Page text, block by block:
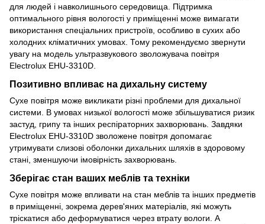
для людей і навколишнього середовища. Підтримка
оптимального рівня вологості у приміщенні може вимагати
використання спеціальних пристроїв, особливо в сухих або
холодних кліматичних умовах. Тому рекомендуємо звернути
увагу на модель ультразвукового зволожувача повітря
Electrolux EHU-3310D.
Позитивно впливає на дихальну систему
Сухе повітря може викликати різні проблеми для дихальної
системи. В умовах низької вологості може збільшуватися ризик
застуд, грипу та інших респіраторних захворювань. Завдяки
Electrolux EHU-3310D зволожене повітря допомагає
утримувати слизові оболонки дихальних шляхів в здоровому
стані, зменшуючи імовірність захворювань.
Зберігає стан ваших меблів та техніки
Сухе повітря може впливати на стан меблів та інших предметів
в приміщенні, зокрема дерев'яних матеріалів, які можуть
тріскатися або деформуватися через втрату вологи. А